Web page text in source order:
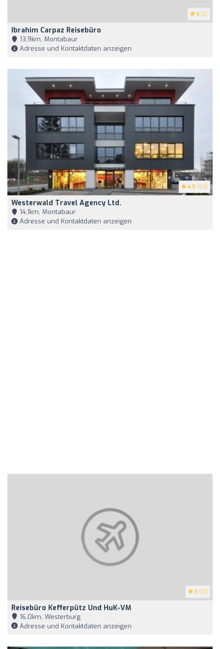
5 (2)
Ibrahim Carpaz Reisebüro
13,9km, Montabaur
Adresse und Kontaktdaten anzeigen
4.9 (50)
Westerwald Travel Agency Ltd.
14,1km, Montabaur
Adresse und Kontaktdaten anzeigen
5 (13)
Reisebüro Kefferpütz Und HuK-VM
16,0km, Westerburg
Adresse und Kontaktdaten anzeigen